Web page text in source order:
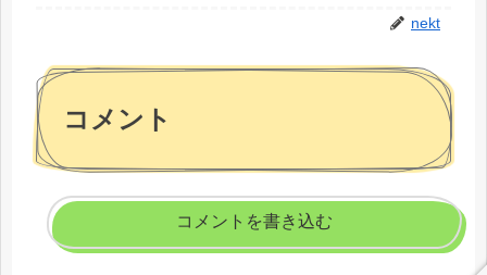
nekt
コメント
コメントを書き込む